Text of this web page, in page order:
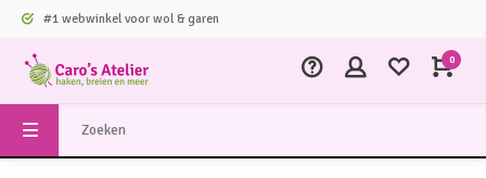
#1 webwinkel voor wol & garen
0